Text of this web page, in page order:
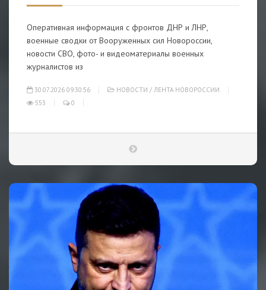
Оперативная информация с фронтов ДНР и ЛНР,
военные сводки от Вооруженных сил Новороссии,
новости СВО, фото- и видеоматериалы военных
журналистов из
30.07.2026 09:30:56 НОВОСТИ / ЛЕНТА НОВОРОССИИ
553
0